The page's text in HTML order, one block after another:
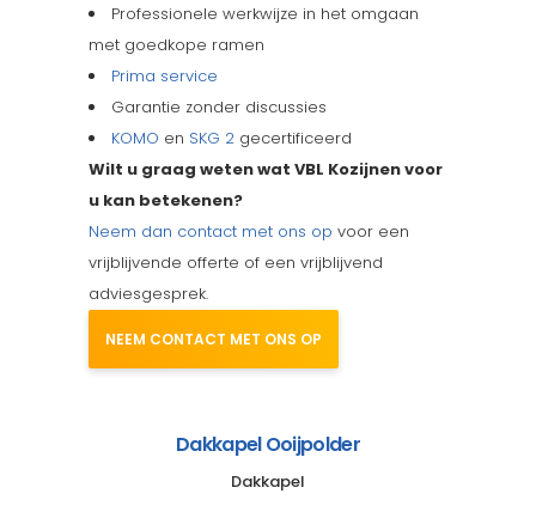
Professionele werkwijze in het omgaan
met goedkope ramen
Prima service
Garantie zonder discussies
KOMO en SKG 2 gecertificeerd
Wilt u graag weten wat VBL Kozijnen voor
u kan betekenen?
Neem dan contact met ons op voor een
vrijblijvende offerte of een vrijblijvend
adviesgesprek.
NEEM CONTACT MET ONS OP
Dakkapel Ooijpolder
Dakkapel